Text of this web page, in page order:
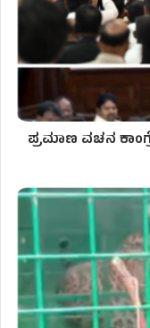
ಪ್ರಮಾಣ ವಚನ